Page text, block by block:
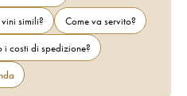
simili?
Come va servito?
i costi di spedizione?